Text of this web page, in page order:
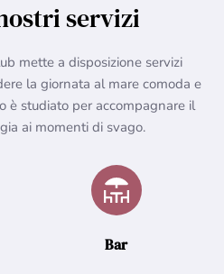
servizi
mette a disposizione servizi
la giornata al mare comoda e
è studiato per accompagnare il
ai momenti di svago.
Bar